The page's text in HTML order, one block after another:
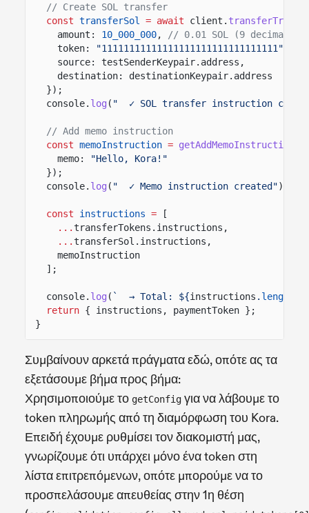
// Create SOL transfer
const transferSol = await client.
amount:
10_000_000,
// 0.01 SOL (9 decimals)
token:
"11111111111111111111111111111111"
source: testSenderKeypair.address,
destination: destinationKeypair.address
});
console. log ( "  ✓ SOL transfer instruction
// Add memo instruction
const memoInstruction = getAddMemoInstruction
memo:
"Hello, Kora!"
});
console. log ( "  ✓ Memo instruction created");
const instructions =
[
...transferTokens.instructions,
...transferSol.instructions,
memoInstruction
];
console. log ( `  → Total: ${instructions . length
return { instructions, paymentToken };
}
Συμβαίνουν αρκετά πράγματα εδώ, οπότε ας τα
εξετάσουμε βήμα προς βήμα:
Χρησιμοποιούμε το getConfig για να λάβουμε το
token πληρωμής από τη διαμόρφωση του Kora.
Επειδή έχουμε ρυθμίσει τον διακομιστή μας,
γνωρίζουμε ότι υπάρχει μόνο ένα token στη
λίστα επιτρεπόμενων, οπότε μπορούμε να το
προσπελάσουμε απευθείας στην 1η θέση